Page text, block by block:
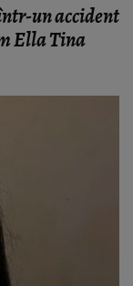
un accident
Ella Tina